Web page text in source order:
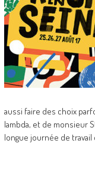
aussi faire des choix
lambda, et de monsieur
longue journée de